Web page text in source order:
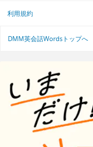
利用規約
DMM英会話Wordsトップへ